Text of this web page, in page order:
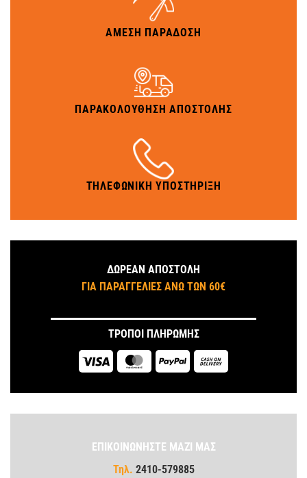
ΑΜΕΣΗ ΠΑΡΑΔΟΣΗ
ΠΑΡΑΚΟΛΟΥΘΗΣΗ ΑΠΟΣΤΟΛΗΣ
ΤΗΛΕΦΩΝΙΚΗ ΥΠΟΣΤΗΡΙΞΗ
ΔΩΡΕΑΝ ΑΠΟΣΤΟΛΗ
ΓΙΑ ΠΑΡΑΓΓΕΛΙΕΣ ΑΝΩ ΤΩΝ 60€
ΤΡΟΠΟΙ ΠΛΗΡΩΜΗΣ
Visa MasterCardPayPal
Delivery
ΕΠΙΚΟΙΝΩΝΗΣΤΕ ΜΑΖΙ ΜΑΣ
Τηλ. 2410-579885